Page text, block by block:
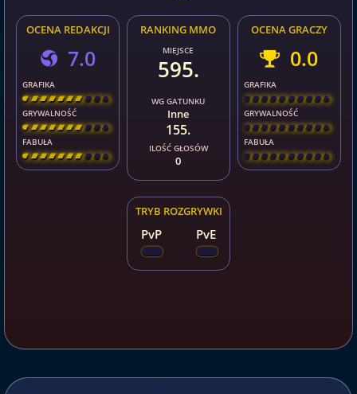
TRYB ROZGRYWKI
PvP PvE
RANKING MMO
MIEJSCE
595.
WG GATUNKU
Inne
155.
ILOŚĆ GŁOSÓW
0
OCENA GRACZY
0.0
GRAFIKA
[ \ \ \ \ \ \ \ \ ]
GRYWALNOŚĆ
[ \ \ \ \ \ \ \ \ ]
FABUŁA
[ \ \ \ \ \ \ \ \ ]
OCENA REDAKCJI
7.0
GRAFIKA
[ \ \ \ \ \ \ \ \ ]
GRYWALNOŚĆ
[ \ \ \ \ \ \ \ \ ]
FABUŁA
[ \ \ \ \ \ \ \ \ ]